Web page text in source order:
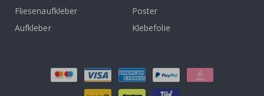
Fliesenaufkleber
Poster
Aufkleber
Klebefolie